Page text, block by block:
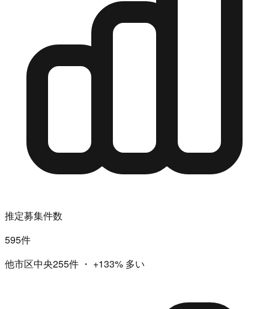
推定募集件数
595件
他市区中央255件 ・ +133% 多い